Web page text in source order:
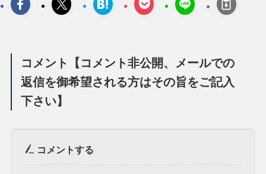
コメント【コメント非公開、メールでの
返信を御希望される方はその旨をご記入
下さい】
コメントする